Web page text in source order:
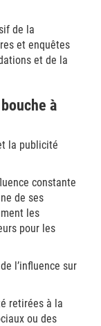
de la
et enquêtes
et de la
à
la publicité
constante
de ses
les
pour les
l’influence sur
retirées à la
ou des